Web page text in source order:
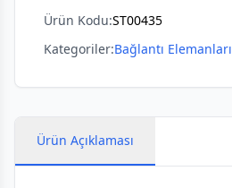
Ürün Kodu:ST00435
Kategoriler:Bağlantı Elemanları
Ürün Açıklaması